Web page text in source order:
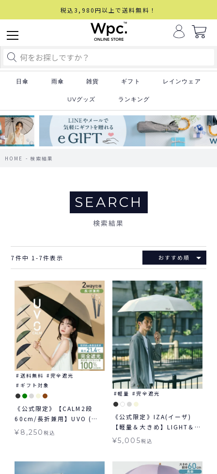
税込3,980円以上で送料無料！
日傘 雨傘 雑貨 ギフト レインウェア
UVグッズ ランキング
HOME 検索結果
SEARCH
検索結果
おすすめ順
7件中 1 -7件表示
送料無料
完全遮光
ギフト対象
《公式限定》【CALM2段
60cm/長折兼用】UVO (ウ
ーボ) 最強の日傘 無地 ミニ
¥ 8,250税込
軽量 完全遮光
《公式限定》IZA(イーザ)
【軽量＆大きめ】LIGHT＆
LARGE ライト&ラージ 日傘
¥5,005税込